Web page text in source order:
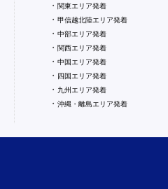
・ 関東エリア発着
・ 甲信越北陸エリア発着
・ 中部エリア発着
・ 関西エリア発着
・ 中国エリア発着
・ 四国エリア発着
・ 九州エリア発着
・ 沖縄・離島エリア発着